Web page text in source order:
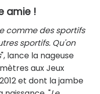
amie !
comme des sportifs
sportifs. Qu'on
", lance la nageuse
aux Jeux
et dont la jambe